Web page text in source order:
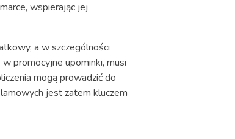
wspierając jej
a w szczególności
promocyjne upominki, musi
mogą prowadzić do
jest zatem kluczem